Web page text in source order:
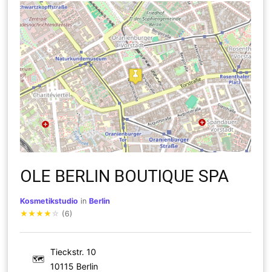
OLE BERLIN BOUTIQUE SPA
Kosmetikstudio inBerlin
★★★★ ☆ (6)
🗺
Tieckstr. 10
10115 Berlin